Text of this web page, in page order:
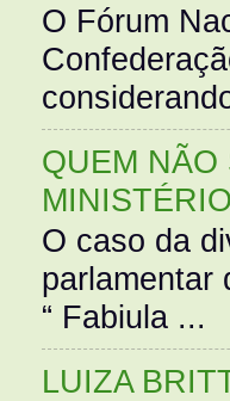
O Fórum
QUEM NÃO
O caso da
parlamentar
“ Fabiula ...
LUIZA